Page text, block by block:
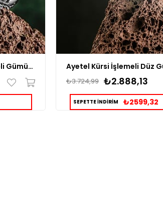
Bereket Rızık Vefki İşlemeli Gümüş Yüzük
₺2.888,13
₺3.724,99
SEPETTE İNDİRİM ₺2599,32